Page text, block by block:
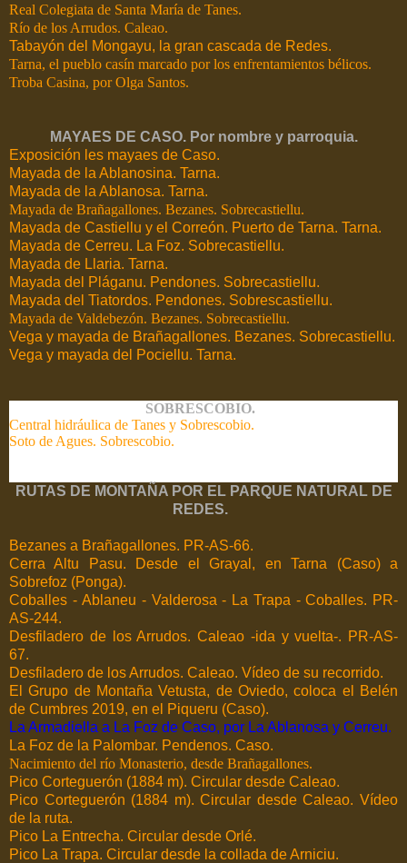
Real Colegiata de Santa María de Tanes.
Río de los Arrudos. Caleao.
Tabayón del Mongayu, la gran cascada de Redes.
Tarna, el pueblo casín marcado por los enfrentamientos bélicos.
Troba Casina, por Olga Santos.
MAYAES DE CASO. Por nombre y parroquia.
Exposición les mayaes de Caso.
Mayada de la Ablanosina. Tarna.
Mayada de la Ablanosa. Tarna.
Mayada de Brañagallones. Bezanes. Sobrecastiellu.
Mayada de Castiellu y el Correón. Puerto de Tarna. Tarna.
Mayada de Cerreu. La Foz. Sobrecastiellu.
Mayada de Llaria. Tarna.
Mayada del Pláganu. Pendones. Sobrecastiellu.
Mayada del Tiatordos. Pendones. Sobrescastiellu.
Mayada de Valdebezón. Bezanes. Sobrecastiellu.
Vega y mayada de Brañagallones. Bezanes. Sobrecastiellu.
Vega y mayada del Pociellu. Tarna.
SOBRESCOBIO.
Central hidráulica de Tanes y Sobrescobio.
Soto de Agues. Sobrescobio.
RUTAS DE MONTAÑA POR EL PARQUE NATURAL DE
REDES.
Bezanes a Brañagallones. PR-AS-66.
Cerra Altu Pasu. Desde el Grayal, en Tarna (Caso) a
Sobrefoz (Ponga).
Coballes - Ablaneu - Valderosa - La Trapa - Coballes. PR-
AS-244.
Desfiladero de los Arrudos. Caleao -ida y vuelta-. PR-AS-
67.
Desfiladero de los Arrudos. Caleao. Vídeo de su recorrido.
El Grupo de Montaña Vetusta, de Oviedo, coloca el Belén
de Cumbres 2019, en el Piqueru (Caso).
La Armadiella a La Foz de Caso, por La Ablanosa y Cerreu.
La Foz de la Palombar. Pendenos. Caso.
Nacimiento del río Monasterio, desde Brañagallones.
Pico Corteguerón (1884 m). Circular desde Caleao.
Pico Corteguerón (1884 m). Circular desde Caleao. Vídeo
de la ruta.
Pico La Entrecha. Circular desde Orlé.
Pico La Trapa. Circular desde la collada de Arniciu.